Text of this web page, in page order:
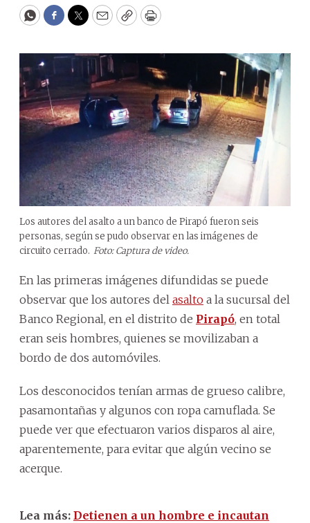
WhatsApp
Facebook
Twitter
EmailCopyPrint
Los autores del asalto a un banco de Pirapó fueron seis
personas, según se pudo observar en las imágenes de
circuito cerrado. Foto: Captura de video.
En las primeras imágenes difundidas se puede
observar que los autores del asalto a la sucursal del
Banco Regional, en el distrito de Pirapó, en total
eran seis hombres, quienes se movilizaban a
bordo de dos automóviles.
Los desconocidos tenían armas de grueso calibre,
pasamontañas y algunos con ropa camuflada. Se
puede ver que efectuaron varios disparos al aire,
aparentemente, para evitar que algún vecino se
acerque.
Lea más: Detienen a un hombre e incautan